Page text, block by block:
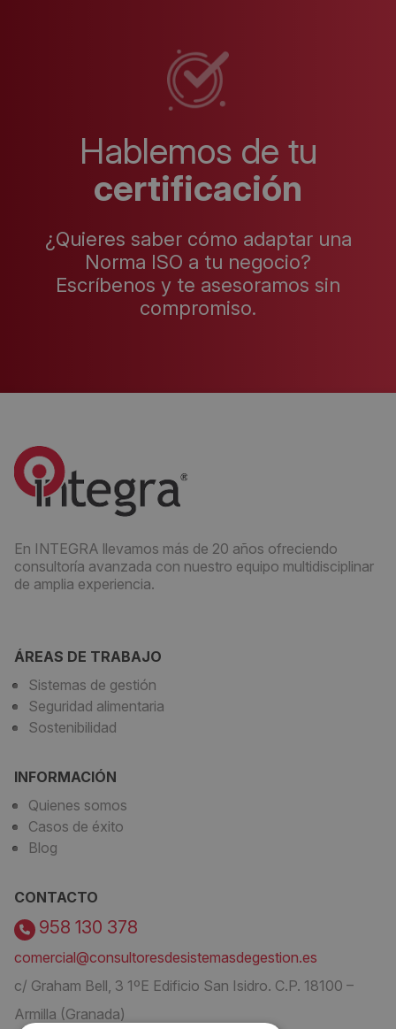
Hablemos de tu
certificación
¿Quieres saber cómo adaptar una
Norma ISO a tu negocio?
Escríbenos y te asesoramos sin
compromiso.
En INTEGRA llevamos más de 20 años ofreciendo
consultoría avanzada con nuestro equipo multidisciplinar
de amplia experiencia.
ÁREAS DE TRABAJO
Sistemas de gestión
Seguridad alimentaria
Sostenibilidad
INFORMACIÓN
Quienes somos
Casos de éxito
Blog
CONTACTO
958 130 378
comercial@consultoresdesistemasdegestion.es
c/ Graham Bell, 3 1ºE Edificio San Isidro. C.P. 18100 –
Armilla (Granada)